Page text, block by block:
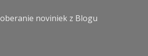
noviniek z Blogu